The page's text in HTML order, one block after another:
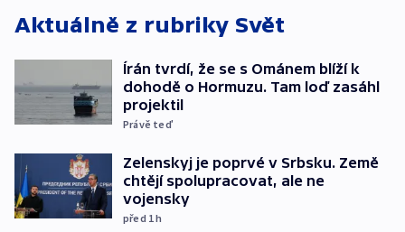
Aktuálně z rubriky Svět
Írán tvrdí, že se s Ománem blíží k
dohodě o Hormuzu. Tam loď zasáhl
projektil
Právě teď
Zelenskyj je poprvé v Srbsku. Země
chtějí spolupracovat, ale ne
vojensky
před 1h